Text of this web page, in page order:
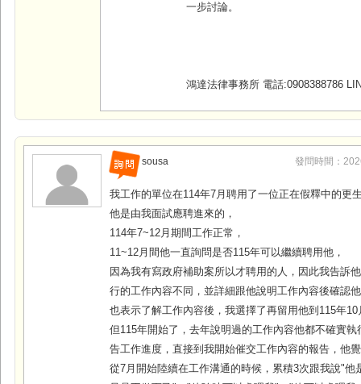
一步討論。
鴻達法律事務所 電話:0908388786
sousa 發問時間：
我工作的單位在114年7月聘用了一位正在假釋中的更
他是由我面試應聘進來的，
114年7~12月期間工作正常，
11~12月間他一直詢問是否115年可以繼續聘用他，
因為我有寫政府補助案所以才聘用的人，因此我告訴
行的工作內容不同，並詳細跟他說明工作內容後確認
也表示了解工作內容後，我選擇了再留用他到115年10
但115年開始了，去年說明過的工作內容他都不確實執
告工作進度，直接到我開始催交工作內容的報告，他
從7月開始陸續在工作溝通的時候，累積3次跟我說"他